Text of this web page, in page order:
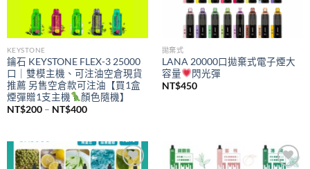
KEYSTONE
鑰石 KEYSTONE FLEX-3 25000
口｜雙模主機、可注油空倉現貨
推薦 另售空倉款可注油【買1盒
煙彈贈1支主機
顏色隨機】
NT$200 – NT$400價
NT$200
到
NT$400
拋棄式
LANA 20000口拋棄式電子煙大
容量
閃光彈
NT$450